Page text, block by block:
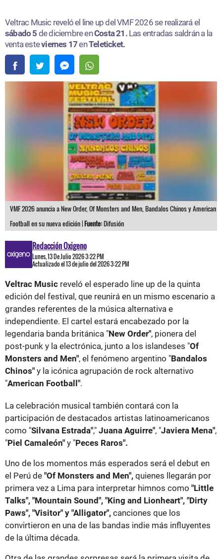
Veltrac Music reveló el line up del VMF 2026 se realizará el
sábado 5de diciembre enCosta 21.Las entradas saldrán a la
venta esteviernes 17enTeleticket.
VMF 2026 anuncia a New Order, Of Monsters and Men, Bandalos Chinos y American
Football en su nueva edición | Fuente:
Redacción Oxigeno
Lunes, 13 De Julio 2026 3:22 PM
Actualizado el 13 de julio del 2026 3:22 PM
Veltrac Music
reveló el esperado line up de la quinta
edición del festival, que reunirá en un mismo escenario a
grandes referentes de la música alternativa e
independiente. El cartel estará encabezado por la
legendaria banda británica "New Order" , pionera del
post-punk y la electrónica, junto a los islandeses "Of
Monsters and Men" , el fenómeno argentino "Bandalos
Chinos" y la icónica agrupación de rock alternativo
" American Football"
La celebración musical también contará con la
participación de destacados artistas latinoamericanos
como "Silvana Estrada"," Juana Aguirre" , " Javiera Mena"
"Piel Camaleón" y "Peces Raros".
Uno de los momentos más esperados será el debut en
el Perú de
"Of Monsters and Men",
quienes llegarán por
primera vez a Lima para interpretar himnos como
"Little
Talks", "Mountain Sound", "King and Lionheart", "Dirty
Paws", "Visitor" y "Alligator",
canciones que los
convirtieron en una de las bandas indie más influyentes
de la última década.
Otra de las grandes sorpresas será la primera visita de